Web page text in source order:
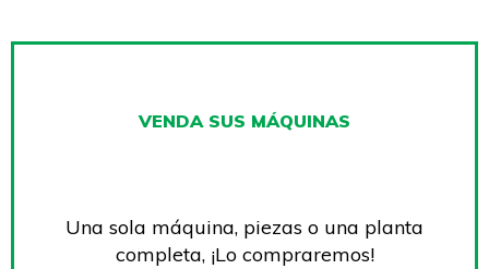
VENDA SUS MÁQUINAS
Una sola máquina, piezas o una planta
completa, ¡Lo compraremos!